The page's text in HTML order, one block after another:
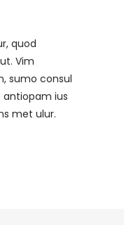
quod
Vim
sumo consul
ius
met ulur.